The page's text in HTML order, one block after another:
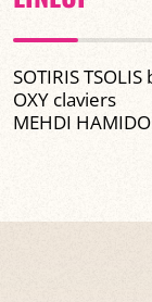
SOTIRIS
OXY claviers
MEHDI